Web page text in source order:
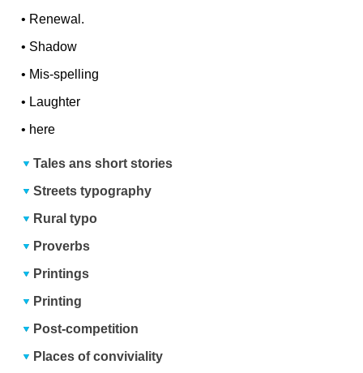
• Renewal.
• Shadow
• Mis-spelling
• Laughter
• here
Tales ans short stories
Streets typography
Rural typo
Proverbs
Printings
Printing
Post-competition
Places of conviviality